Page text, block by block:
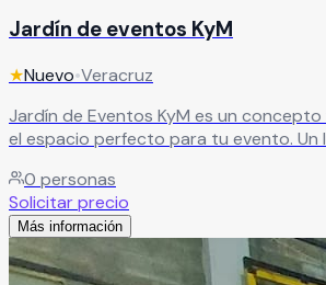
Jardín de eventos KyM
★Nuevo•Veracruz
Jardín de Eventos KyM es un
el espacio perfecto para tu evento.
0 personas
Solicitar precio
Más información